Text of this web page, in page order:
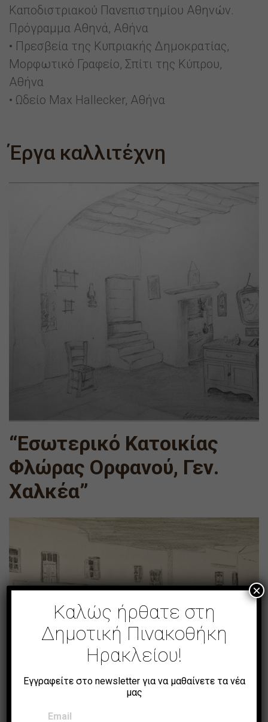
Καποδιστριακού Πανεπιστημίου Αθηνών.
Πρόγραμμα Αθηνά, Αθήνα
• Πρεσβεία της Κυπριακής Δημοκρατίας,
Μορφωτικό Γραφείο, Σπίτι της Κύπρου,
Αθήνα
• Ωδείο Max Hallecker, Αθήνα
Έργα καλλιτέχνη
“Εσωτερικό Κατοικίας
Φλώρας Ορφανού, Γεν.
Χαλκέα”
Καλώς ήρθατε στη
Δημοτική Πινακοθήκη
Ηρακλείου!
Εγγραφείτε στο newsletter για να μαθαίνετε τα νέα
μας
Email
×